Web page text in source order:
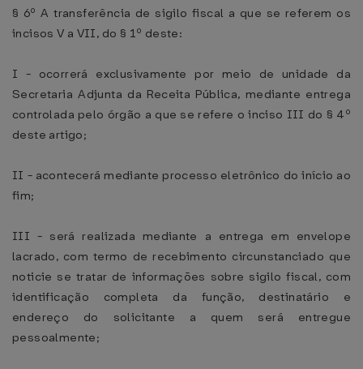
§ 6º A transferência de sigilo fiscal a que se referem os
incisos V a VII, do § 1º deste:
I - ocorrerá exclusivamente por meio de unidade da
Secretaria Adjunta da Receita Pública, mediante entrega
controlada pelo órgão a que se refere o inciso III do § 4º
deste artigo;
II - acontecerá mediante processo eletrônico do início ao
fim;
III - será realizada mediante a entrega em envelope
lacrado, com termo de recebimento circunstanciado que
noticie se tratar de informações sobre sigilo fiscal, com
identificação completa da função, destinatário e
endereço do solicitante a quem será entregue
pessoalmente;